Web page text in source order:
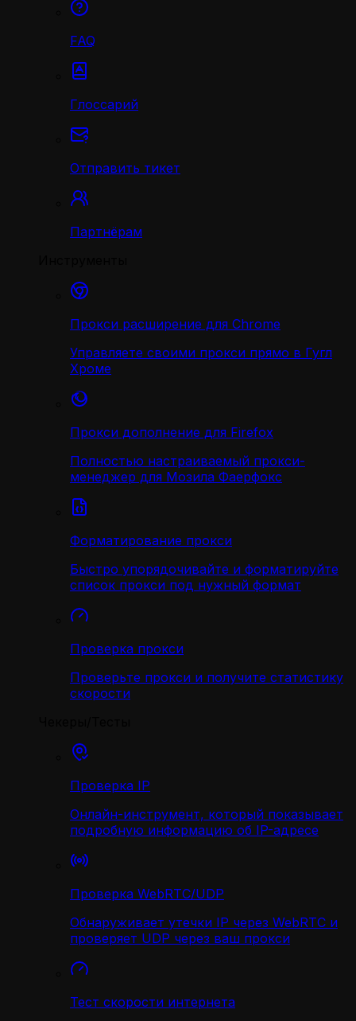
FAQ
Глоссарий
Отправить тикет
Партнёрам
Прокси расширение для Chrome
Управляете своими прокси прямо в Гугл
Хроме
Прокси дополнение для Firefox
Полностью настраиваемый прокси-
менеджер для Мозила Фаерфокс
Форматирование прокси
Быстро упорядочивайте и форматируйте
список прокси под нужный формат
Проверка прокси
Проверьте прокси и получите статистику
скорости
Проверка IP
Онлайн-инструмент, который показывает
подробную информацию об IP-адресе
Проверка WebRTC/UDP
Обнаруживает утечки IP через WebRTC и
проверяет UDP через ваш прокси
Тест скорости интернета